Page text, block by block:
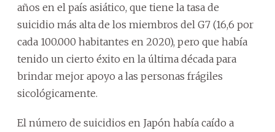
años en el país asiático, que tiene la tasa de
suicidio más alta de los miembros del G7 (16,6 por
cada 100.000 habitantes en 2020), pero que había
tenido un cierto éxito en la última década para
brindar mejor apoyo a las personas frágiles
sicológicamente.
El número de suicidios en Japón había caído a